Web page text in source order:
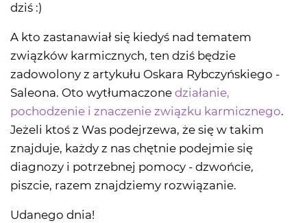
dziś :)
A kto zastanawiał się kiedyś nad tematem
związków karmicznych, ten dziś będzie
zadowolony z artykułu Oskara Rybczyńskiego -
Saleona. Oto wytłumaczone działanie,
pochodzenie i znaczenie związku karmicznego.
Jeżeli ktoś z Was podejrzewa, że się w takim
znajduje, każdy z nas chętnie podejmie się
diagnozy i potrzebnej pomocy - dzwońcie,
piszcie, razem znajdziemy rozwiązanie.
Udanego dnia!